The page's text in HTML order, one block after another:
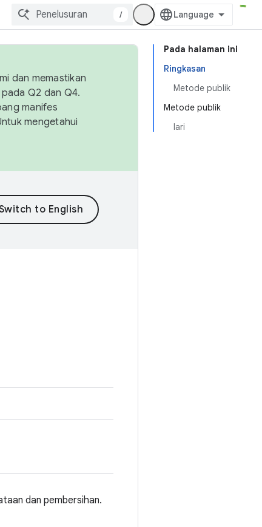
/
Pada halaman ini
Ringkasan
Metode publik
Metode publik
lari
dan memastikan
Q2 dan Q4.
manifes
mengetahui
dan pembersihan.